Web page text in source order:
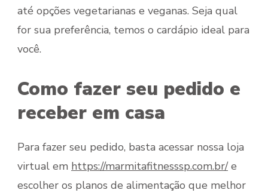
até opções vegetarianas e veganas. Seja qual
for sua preferência, temos o cardápio ideal para
você.
Como fazer seu pedido e
receber em casa
Para fazer seu pedido, basta acessar nossa loja
virtual em https://marmitafitnesssp.com.br/e
escolher os planos de alimentação que melhor